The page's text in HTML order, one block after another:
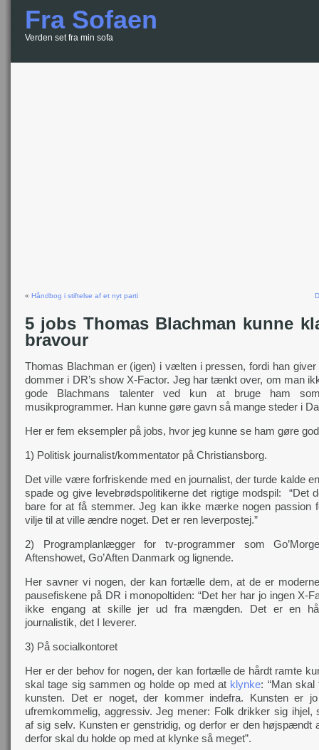
Fra Sofaen
Verden set fra min sofa
« Håndbog i stiftelse af et nyt parti
5 jobs Thomas Blachman kunne
bravour
Thomas Blachman er (igen) i vælten i pressen, fordi han
dommer i DR’s show X-Factor. Jeg har tænkt over, om man
gode Blachmans talenter ved kun at bruge ham
musikprogrammer. Han kunne gøre gavn så mange steder i
Her er fem eksempler på jobs, hvor jeg kunne se ham gøre
1) Politisk journalist/kommentator på Christiansborg.
Det ville være forfriskende med en journalist, der turde kalde
spade og give levebrødspolitikerne det rigtige modspil: “Det
bare for at få stemmer. Jeg kan ikke mærke nogen passion
vilje til at ville ændre noget. Det er ren leverpostej.”
2) Programplanlægger for tv-programmer som
Aftenshowet, Go’Aften Danmark og lignende.
Her savner vi nogen, der kan fortælle dem, at de er
pausefiskene på DR i monopoltiden: “Det her har jo ingen X-
ikke engang at skille jer ud fra mængden. Det er en
journalistik, det I leverer.
3) På socialkontoret
Her er der behov for nogen, der kan fortælle de hårdt ramte
skal tage sig sammen og holde op med at klynke: “Man skal
kunsten. Det er noget, der kommer indefra. Kunsten er jo
ufremkommelig, aggressiv. Jeg mener: Folk drikker sig
af sig selv. Kunsten er genstridig, og derfor er den højspændt
derfor skal du holde op med at klynke så meget”.